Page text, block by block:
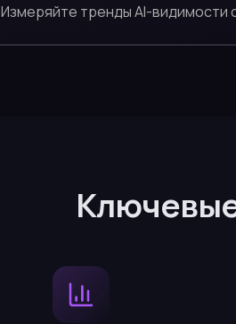
Измеряйте тренды AI-видимости